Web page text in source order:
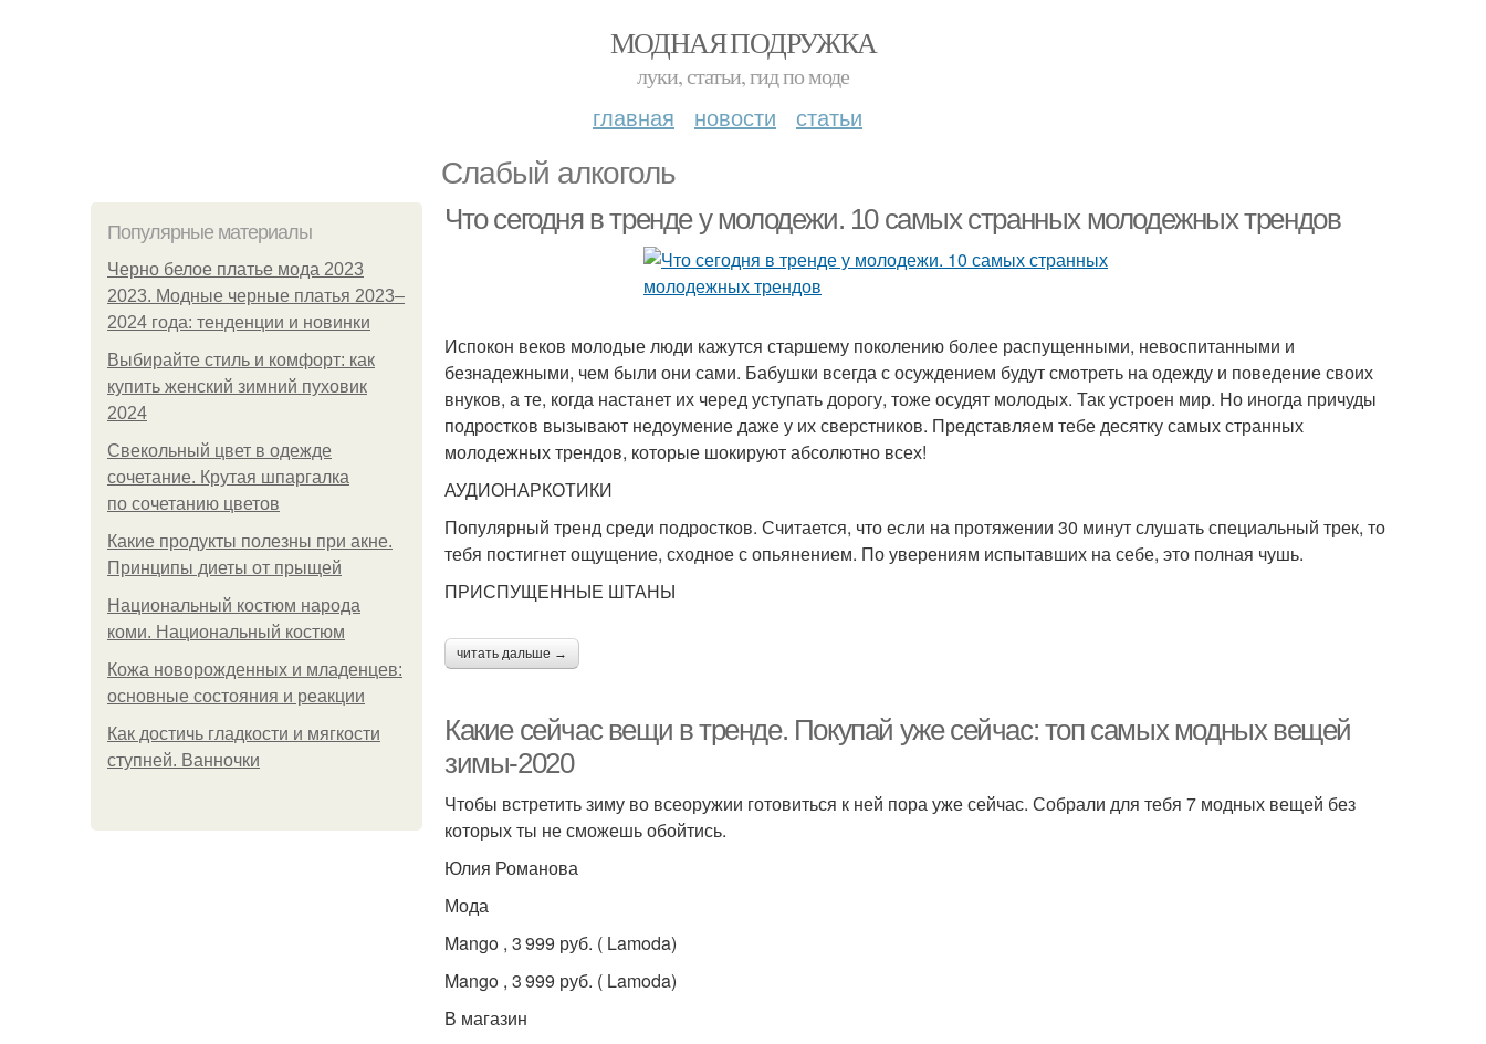
МОДНАЯ ПОДРУЖКА
луки, статьи, гид по моде
главная новости статьи
Слабый алкоголь
Популярные материалы
Черно белое платье мода 2023
2023. Модные черные платья 2023–
2024 года: тенденции и новинки
Выбирайте стиль и комфорт: как
купить женский зимний пуховик
2024
Свекольный цвет в одежде
сочетание. Крутая шпаргалка
по сочетанию цветов
Какие продукты полезны при акне.
Принципы диеты от прыщей
Национальный костюм народа
коми. Национальный костюм
Кожа новорожденных и младенцев:
основные состояния и реакции
Как достичь гладкости и мягкости
ступней. Ванночки
Что сегодня в тренде у молодежи. 10 самых странных молодежных трендов
Испокон веков молодые люди кажутся старшему поколению более распущенными, невоспитанными и
безнадежными, чем были они сами. Бабушки всегда с осуждением будут смотреть на одежду и поведение своих
внуков, а те, когда настанет их черед уступать дорогу, тоже осудят молодых. Так устроен мир. Но иногда причуды
подростков вызывают недоумение даже у их сверстников. Представляем тебе десятку самых странных
молодежных трендов, которые шокируют абсолютно всех!
АУДИОНАРКОТИКИ
Популярный тренд среди подростков. Считается, что если на протяжении 30 минут слушать специальный трек, то
тебя постигнет ощущение, сходное с опьянением. По уверениям испытавших на себе, это полная чушь.
ПРИСПУЩЕННЫЕ ШТАНЫ
читать дальше →
Какие сейчас вещи в тренде. Покупай уже сейчас: топ самых модных вещей
зимы-2020
Чтобы встретить зиму во всеоружии готовиться к ней пора уже сейчас. Собрали для тебя 7 модных вещей без
которых ты не сможешь обойтись.
Юлия Романова
Мода
Mango , 3 999 руб. ( Lamoda)
Mango , 3 999 руб. ( Lamoda)
В магазин